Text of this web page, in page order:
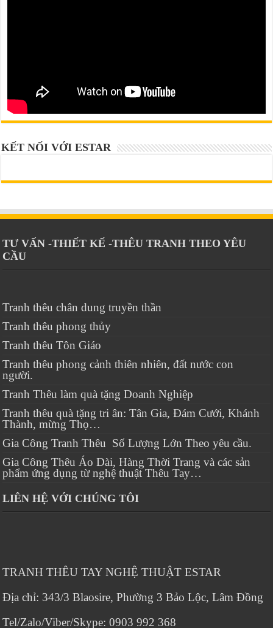
KẾT NỐI VỚI ESTAR
TƯ VẤN -THIẾT KẾ -THÊU TRANH THEO YÊU
CẦU
Tranh thêu chân dung truyền thần
Tranh thêu phong thủy
Tranh thêu Tôn Giáo
Tranh thêu phong cảnh thiên nhiên, đất nước con
người.
Tranh Thêu làm quà tặng Doanh Nghiệp
Tranh thêu quà tặng tri ân: Tân Gia, Đám Cưới, Khánh
Thành, mừng Thọ…
Gia Công Tranh Thêu Số Lượng Lớn Theo yêu cầu.
Gia Công Thêu Áo Dài, Hàng Thời Trang và các sản
phẩm ứng dụng từ nghệ thuật Thêu Tay…
LIÊN HỆ VỚI CHÚNG TÔI
TRANH THÊU TAY NGHỆ THUẬT ESTAR
Địa chỉ: 343/3 Blaosire, Phường 3 Bảo Lộc, Lâm Đồng
Tel/Zalo/Viber/Skype: 0903 992 368